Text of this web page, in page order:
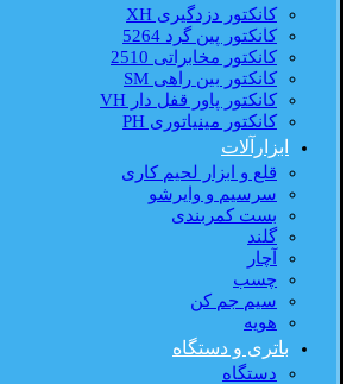
کانکتور دزدگیری XH
کانکتور پین گرد 5264
کانکتور مخابراتی 2510
کانکتور بین راهی SM
کانکتور پاور قفل دار VH
کانکتور مینیاتوری PH
ابزارآلات
قلع و ابزار لحیم کاری
سرسیم و وایرشو
بست کمربندی
گلند
آچار
چسب
سیم جم کن
هویه
باتری و دستگاه
دستگاه